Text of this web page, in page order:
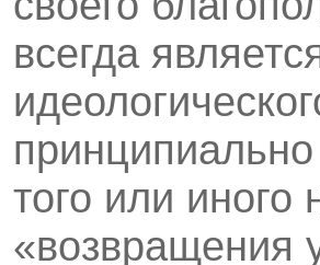
всегда
того или иного
«возвращения